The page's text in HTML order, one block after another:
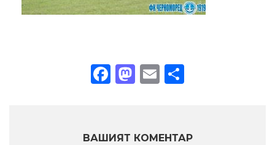
Facebook
Mastodon
Email
ВАШИЯТ КОМЕНТАР